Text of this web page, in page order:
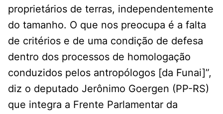
proprietários de terras, independentemente
do tamanho. O que nos preocupa é a falta
de critérios e de uma condição de defesa
dentro dos processos de homologação
conduzidos pelos antropólogos [da Funai]”,
diz o deputado Jerônimo Goergen (PP-RS)
que integra a Frente Parlamentar da